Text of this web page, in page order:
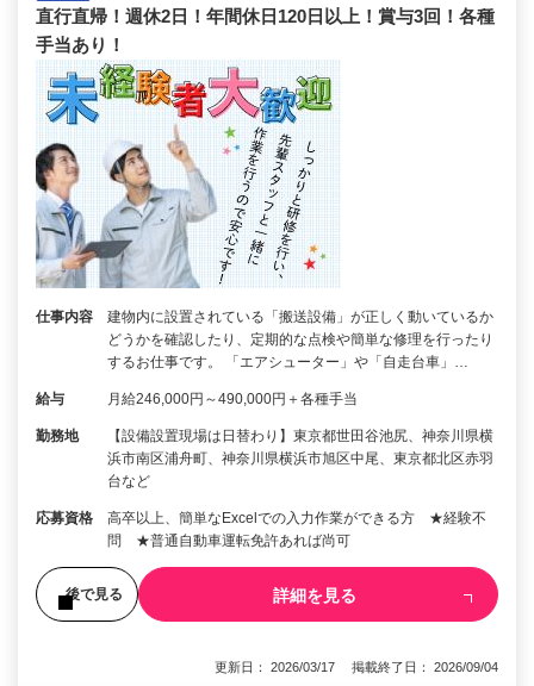
直行直帰！週休2日！年間休日120日以上！賞与3回！各種
手当あり！
仕事内容
建物内に設置されている「搬送設備」が正しく動いているか
どうかを確認したり、定期的な点検や簡単な修理を行ったり
するお仕事です。 「エアシューター」や「自走台車」…
給与 月給246,000円～490,000円＋各種手当
勤務地
【設備設置現場は日替わり】東京都世田谷池尻、神奈川県横
浜市南区浦舟町、神奈川県横浜市旭区中尾、東京都北区赤羽
台など
応募資格
高卒以上、簡単なExcelでの入力作業ができる方 ★経験不
問 ★普通自動車運転免許あれば尚可
後で見る 詳細を見る
更新日： 2026/03/17 掲載終了日： 2026/09/04